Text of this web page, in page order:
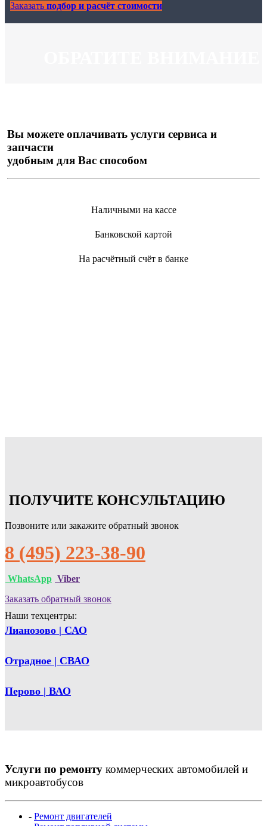
Заказать подбор и расчёт стоимости
Вы можете оплачивать услуги сервиса и
запчасти
удобным для Вас способом
Наличными на кассе
Банковской картой
На расчётный счёт в банке
ПОЛУЧИТЕ КОНСУЛЬТАЦИЮ
Позвоните или закажите обратный звонок
8 (495) 223-38-90
WhatsApp Viber
Заказать обратный звонок
Наши техцентры:
Лианозово | САО
Отрадное | СВАО
Перово | ВАО
Услуги по ремонту коммерческих автомобилей и
микроавтобусов
- Ремонт двигателей